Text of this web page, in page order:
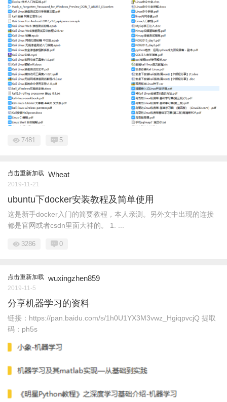
7481 5
点击重新加载 Wheat
2019-11-21
ubuntu下docker安装教程及简单使用
这是新手docker入门的简要教程，本人亲测。另外文中出现的连接
都是官网或者csdn里面大神的。 1. ...
3286 0
点击重新加载 wuxingzhen859
2019-11-5
分享机器学习的资料
链接：https://pan.baidu.com/s/1h0U1YX3M3vwz_HgiqpvcjQ 提取
码：ph5s